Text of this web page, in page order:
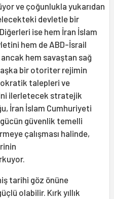
ve çoğunlukla yukarıdan
devletle bir
ise hem İran İslam
hem de ABD-İsrail
ancak hem savaştan sağ
bir otoriter rejimin
talepleri ve
ilerletecek stratejik
İran İslam Cumhuriyeti
güvenlik temelli
çalışması halinde,
tarihi göz önüne
olabilir. Kırk yıllık